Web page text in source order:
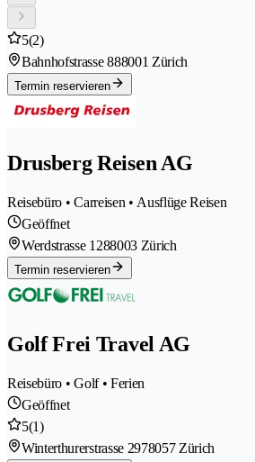
5(2)
Bahnhofstrasse 888001 Zürich
Termin reservieren
Drusberg Reisen AG
Reisebüro • Carreisen • Ausflüge Reisen
Geöffnet
Werdstrasse 1288003 Zürich
Termin reservieren
Golf Frei Travel AG
Reisebüro • Golf • Ferien
Geöffnet
5(1)
Winterthurerstrasse 2978057 Zürich